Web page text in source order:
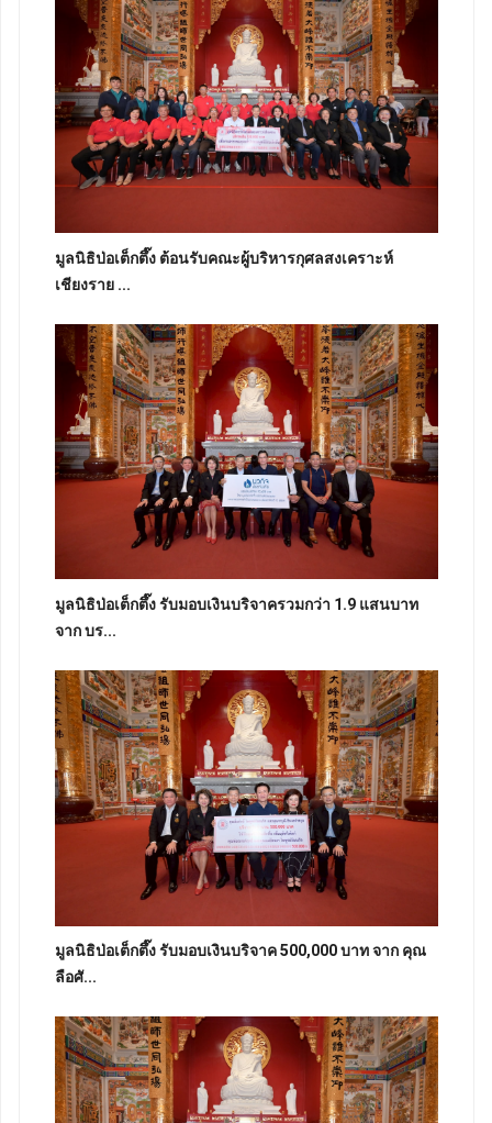
มูลนิธิป่อเต็กตึ๊ง ต้อนรับคณะผู้บริหารกุศลสงเคราะห์
เชียงราย ...
มูลนิธิป่อเต็กตึ๊ง รับมอบเงินบริจาครวมกว่า 1.9 แสนบาท
จาก บร...
มูลนิธิป่อเต็กตึ๊ง รับมอบเงินบริจาค 500,000 บาท จาก คุณ
ลือศั...